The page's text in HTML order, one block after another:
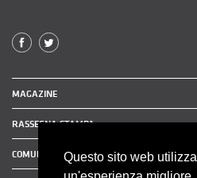
MAGAZINE
RASSEGNA STAMPA
COMUNICATI STAMPAQuesto sito web